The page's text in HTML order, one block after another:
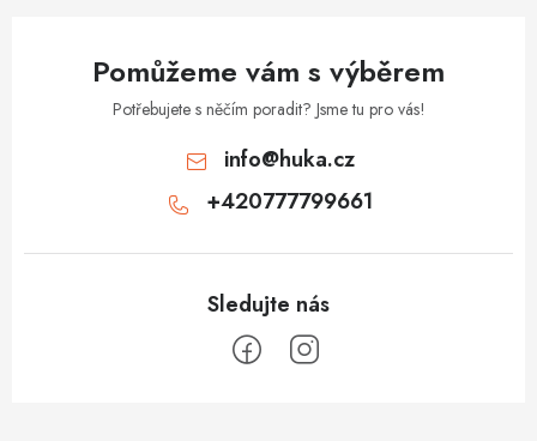
Pomůžeme vám s výběrem
Potřebujete s něčím poradit? Jsme tu pro vás!
info@huka.cz
+420777799661